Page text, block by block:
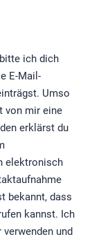
ich dich
E-Mail-
Umso
von mir eine
erklärst du
elektronisch
bekannt, dass
kannst. Ich
und